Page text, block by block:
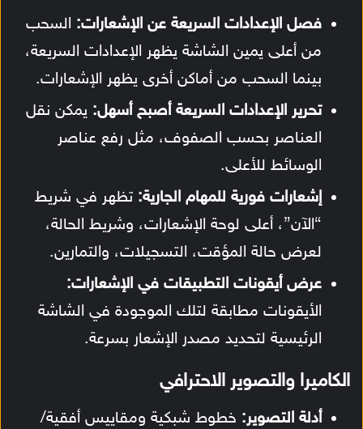
فصل الإعدادات السريعة عن الإشعارات: السحب
من أعلى يمين الشاشة يظهر الإعدادات السريعة،
بينما السحب من أماكن أخرى يظهر الإشعارات.
تحرير الإعدادات السريعة أصبح أسهل: يمكن نقل
العناصر بحسب الصفوف، مثل رفع عناصر
الوسائط للأعلى.
إشعارات فورية للمهام الجارية: تظهر في شريط
“الآن”، أعلى لوحة الإشعارات، وشريط الحالة،
لعرض حالة المؤقت، التسجيلات، والتمارين.
عرض أيقونات التطبيقات في الإشعارات:
الأيقونات مطابقة لتلك الموجودة في الشاشة
الرئيسية لتحديد مصدر الإشعار بسرعة.
الكاميرا والتصوير الاحترافي
أدلة التصوير: خطوط شبكية ومقاييس أفقية/